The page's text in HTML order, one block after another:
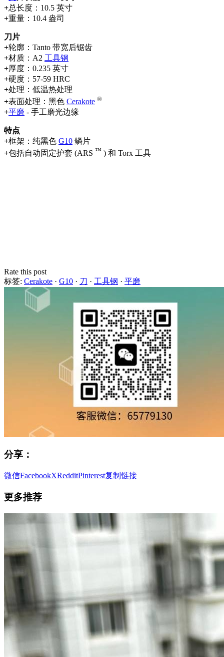
+总长度：10.5 英寸
+重量：10.4 盎司
刀片
+轮廓：Tanto 带宽后锯齿
+材质：A2 工具钢
+厚度：0.235 英寸
+硬度：57-59 HRC
+处理：低温热处理
+表面处理：黑色 Cerakote ®
+平磨 - 手工磨光边缘
特点
+框架：纯黑色 G10 鳞片
+包括自动固定护套 (ARS ™ ) 和 Torx 工具
Rate this post
标签: Cerakote · G10 · 刀 · 工具钢 · 平磨
分享：
微信FacebookXRedditPinterest复制链接
更多推荐